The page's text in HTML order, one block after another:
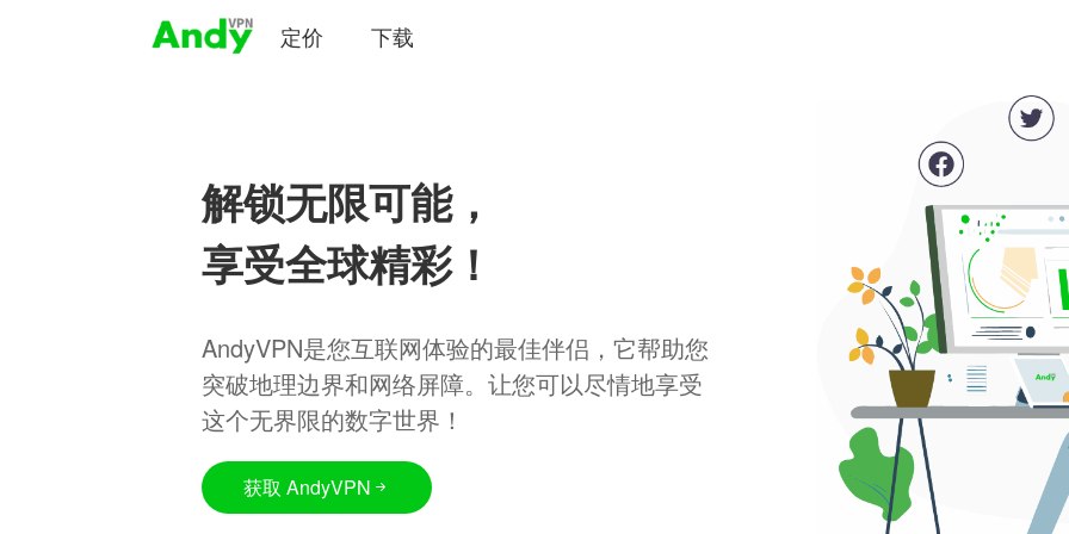
定价 下载
解锁无限可能，
享受全球精彩！
AndyVPN是您互联网体验的最佳伴侣，它帮助您
突破地理边界和网络屏障。让您可以尽情地享受
这个无界限的数字世界！
获取 AndyVPN